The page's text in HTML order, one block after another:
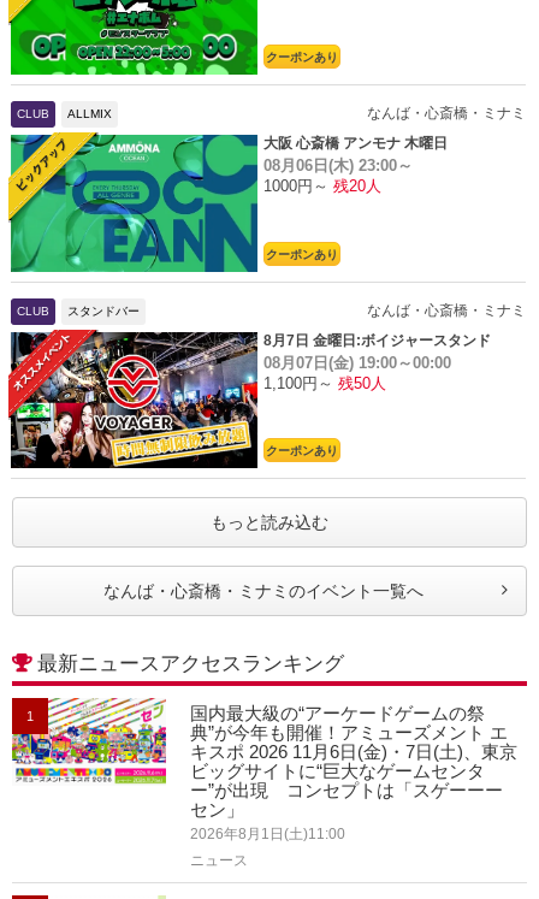
クーポンあり
CLUB ALLMIX
なんば・心斎橋・ミナミ
大阪 心斎橋 アンモナ 木曜日
08月06日(木) 23:00～
1000円～ 残20人
クーポンあり
CLUB スタンドバー
なんば・心斎橋・ミナミ
8月7日 金曜日:ボイジャースタンド
08月07日(金) 19:00～00:00
1,100円～ 残50人
クーポンあり
もっと読み込む
なんば・心斎橋・ミナミのイベント一覧へ
最新ニュースアクセスランキング
1
国内最大級の“アーケードゲームの祭
典”が今年も開催！アミューズメント エ
キスポ 2026 11月6日(金)・7日(土)、東京
ビッグサイトに“巨大なゲームセンタ
ー”が出現 コンセプトは「スゲーーー
セン」
2026年8月1日(土)11:00
ニュース